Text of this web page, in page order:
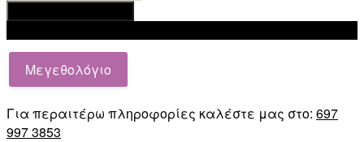
Μεγεθολόγιο
Για περαιτέρω πληροφορίες καλέστε μας στο: 697
997 3853